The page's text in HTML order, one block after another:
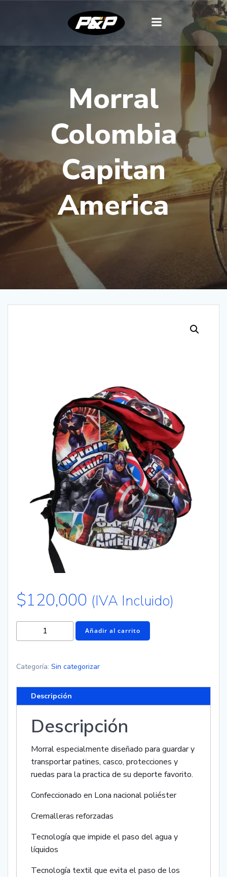
Morral
Colombia
Capitan
America
$120,000 (IVA Incluido)
Añadir al carrito
Categoría: Sin categorizar
Descripción
Descripción
Morral especialmente diseñado para guardar y
transportar patines, casco, protecciones y
ruedas para la practica de su deporte favorito.
Confeccionado en Lona nacional poliéster
Cremalleras reforzadas
Tecnología que impide el paso del agua y
líquidos
Tecnología textil que evita el paso de los